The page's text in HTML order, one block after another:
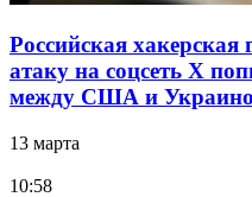
Российская хакерская
атаку на соцсеть Х
между США и
13 марта
10:58